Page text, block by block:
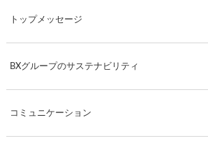
トップメッセージ
BXグループのサステナビリティ
コミュニケーション